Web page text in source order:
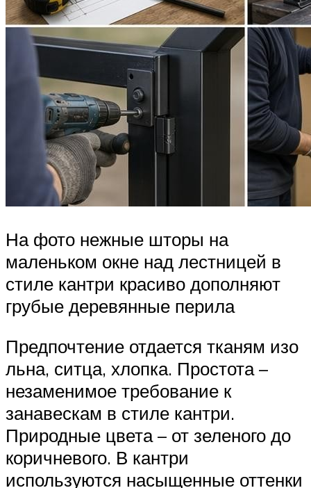
На фото нежные шторы на
маленьком окне над лестницей в
стиле кантри красиво дополняют
грубые деревянные перила
Предпочтение отдается тканям изо
льна, ситца, хлопка. Простота –
незаменимое требование к
занавескам в стиле кантри.
Природные цвета – от зеленого до
коричневого. В кантри
используются насыщенные оттенки